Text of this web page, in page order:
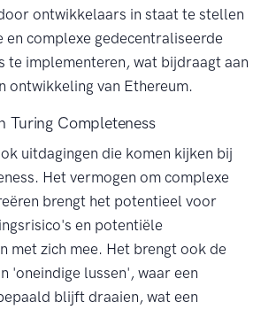
ontwikkelaars in staat te stellen
en complexe gedecentraliseerde
te implementeren, wat bijdraagt aan
ontwikkeling van Ethereum.
Turing Completeness
uitdagingen die komen kijken bij
Het vermogen om complexe
brengt het potentieel voor
en potentiële
met zich mee. Het brengt ook de
'oneindige lussen', waar een
blijft draaien, wat een